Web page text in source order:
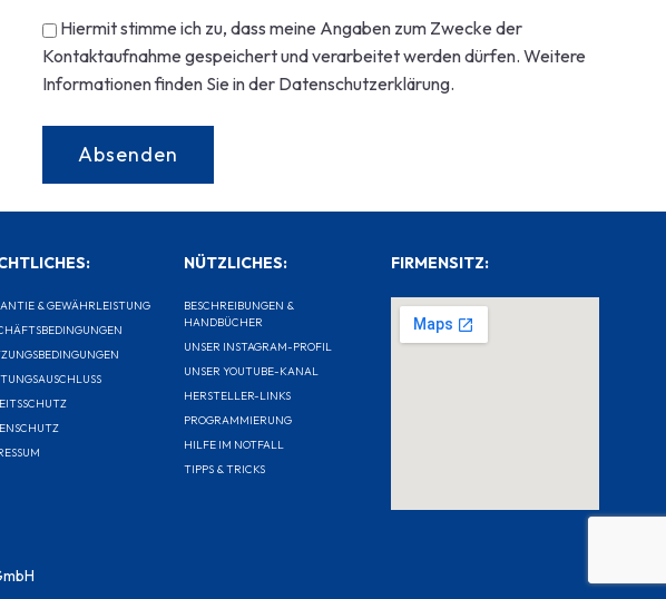
Hiermit stimme ich zu, dass meine Angaben zum Zwecke der
Kontaktaufnahme gespeichert und verarbeitet werden dürfen. Weitere
Informationen finden Sie in der Datenschutzerklärung.
& GEWÄHRLEISTUNG
NÜTZLICHES:
BESCHREIBUNGEN &
HANDBÜCHER
UNSER INSTAGRAM-PROFIL
UNSER YOUTUBE-KANAL
HERSTELLER-LINKS
PROGRAMMIERUNG
HILFE IM NOTFALL
TIPPS & TRICKS
FIRMENSITZ: